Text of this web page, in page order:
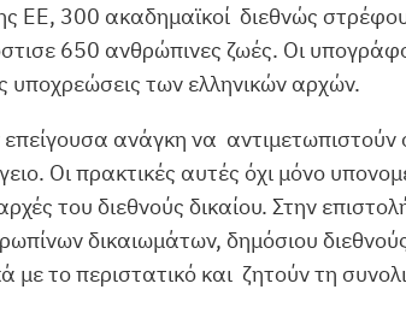
ΕΕ, 300 ακαδημαϊκοί διεθνώς
650 ανθρώπινες ζωές. Οι
υποχρεώσεις των ελληνικών αρχών.
ανάγκη να αντιμετωπιστούν
Οι πρακτικές αυτές όχι μόνο
του διεθνούς δικαίου. Στην
δικαιωμάτων, δημόσιου
με το περιστατικό και ζητούν τη